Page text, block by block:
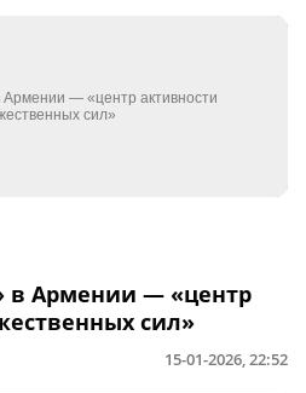
в Армении — «центр
сил»
15-01-2026, 22:52